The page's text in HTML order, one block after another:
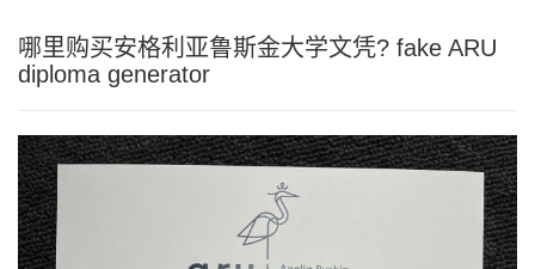
哪里购买安格利亚鲁斯金大学文凭? fake ARU
diploma generator